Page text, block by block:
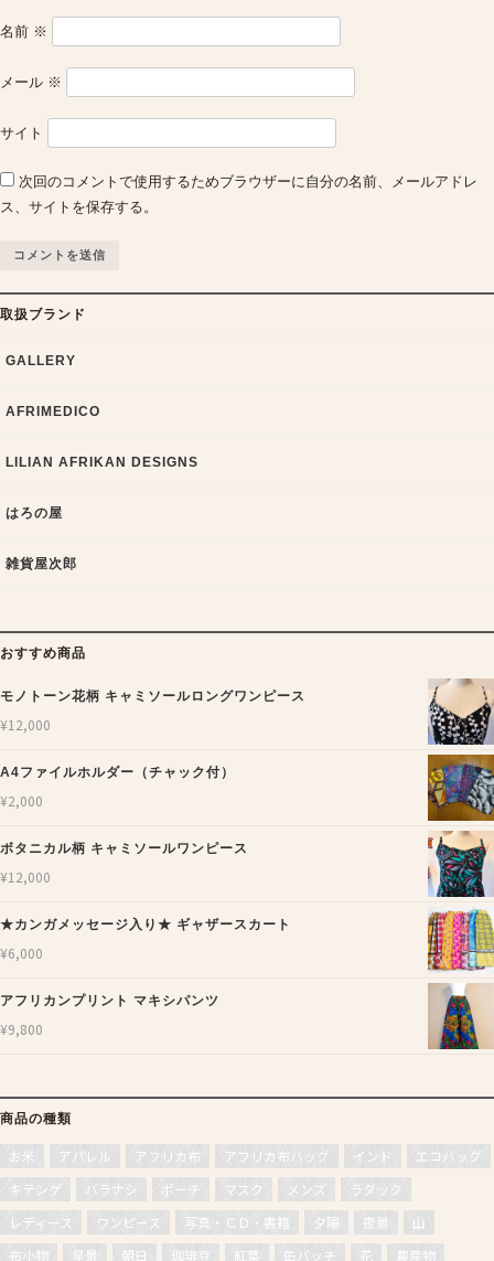
名前 ※
メール ※
サイト
次回のコメントで使用するためブラウザーに自分の名前、メールアドレ
ス、サイトを保存する。
取扱ブランド
GALLERY
AFRIMEDICO
LILIAN AFRIKAN DESIGNS
はろの屋
雑貨屋次郎
おすすめ商品
モノトーン花柄 キャミソールロングワンピース
¥12,000
A4ファイルホルダー（チャック付）
¥2,000
ボタニカル柄 キャミソールワンピース
¥12,000
★カンガメッセージ入り★ ギャザースカート
¥6,000
アフリカンプリント マキシパンツ
¥9,800
商品の種類
お米 アパレル アフリカ布 アフリカ布バッグ インド
エコバッグ
キテンゲ
バラナシ ポーチ マスク メンズ
ラダック
レディース
ワンピース 写真・ＣＤ・書籍 夕陽 夜景
山
布小物
星景 朝日 珈琲豆 紅葉 缶バッチ 花
農産物